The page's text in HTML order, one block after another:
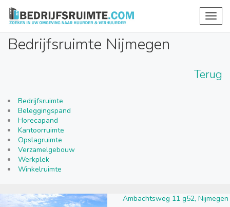
Bedrijfsruimte Nijmegen
Terug
Bedrijfsruimte
Beleggingspand
Horecapand
Kantoorruimte
Opslagruimte
Verzamelgebouw
Werkplek
Winkelruimte
Ambachtsweg 11 g52, Nijmegen